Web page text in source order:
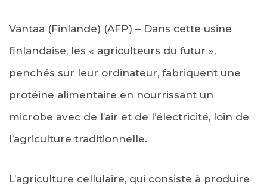
Vantaa (Finlande) (AFP) – Dans cette usine
finlandaise, les « agriculteurs du futur »,
penchés sur leur ordinateur, fabriquent une
protéine alimentaire en nourrissant un
microbe avec de l’air et de l’électricité, loin de
l’agriculture traditionnelle.
L’agriculture cellulaire, qui consiste à produire